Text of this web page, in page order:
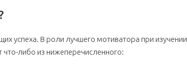
успеха. В роли лучшего мотиватора при изучении
что-либо из нижеперечисленного: